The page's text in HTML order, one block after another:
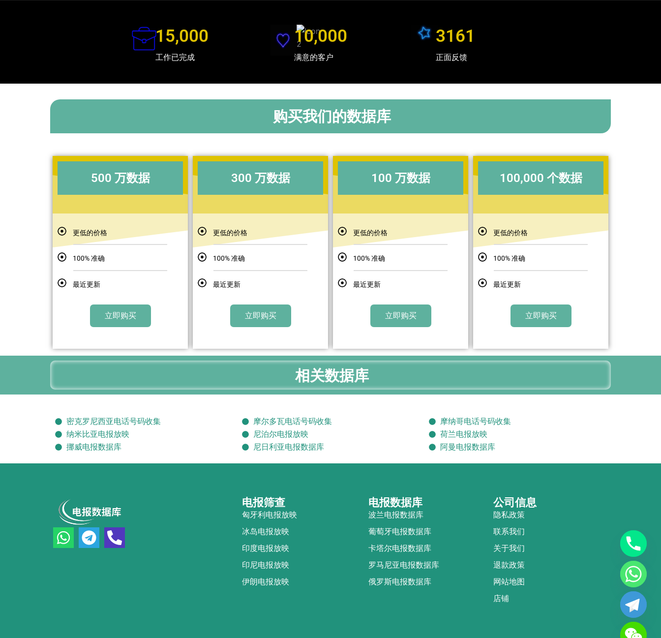
15,000
工作已完成
10,000
满意的客户
3161
正面反馈
购买我们的数据库
500 万数据
更低的价格
100% 准确
最近更新
立即购买
300 万数据
更低的价格
100% 准确
最近更新
立即购买
100 万数据
更低的价格
100% 准确
最近更新
立即购买
100,000 个数据
更低的价格
100% 准确
最近更新
立即购买
相关数据库
密克罗尼西亚电话号码收集
纳米比亚电报放映
挪威电报数据库
摩尔多瓦电话号码收集
尼泊尔电报放映
尼日利亚电报数据库
摩纳哥电话号码收集
荷兰电报放映
阿曼电报数据库
W
h
T
e
h
电报筛查
匈牙利电报放映
冰岛电报放映
印度电报放映
印尼电报放映
伊朗电报放映
电报数据库
波兰电报数据库
葡萄牙电报数据库
卡塔尔电报数据库
罗马尼亚电报数据库
俄罗斯电报数据库
公司信息
隐私政策
联系我们
关于我们
退款政策
网站地图
店铺